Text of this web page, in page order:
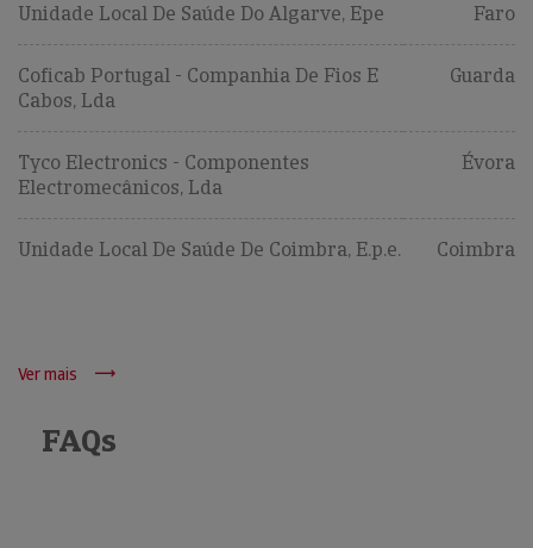
Unidade Local De Saúde Do Algarve, Epe Faro
Coficab Portugal - Companhia De Fios E
Cabos, Lda
Guarda
Tyco Electronics - Componentes
Electromecânicos, Lda
Évora
Unidade Local De Saúde De Coimbra, E.p.e. Coimbra
Ver mais
FAQs